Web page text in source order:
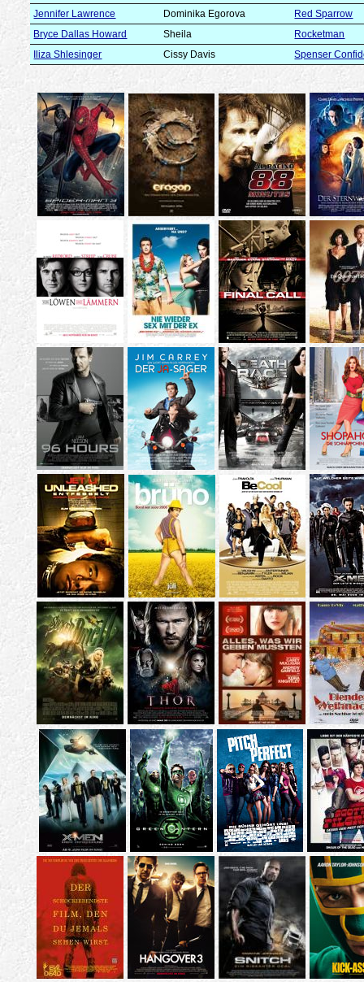
Jennifer Lawrence
Dominika Egorova
Red Sparrow
Bryce Dallas Howard
Sheila
Rocketman
Iliza Shlesinger
Cissy Davis Spenser